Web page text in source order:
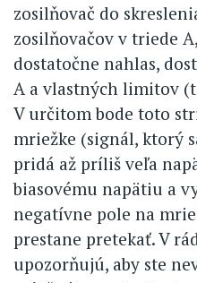
zosilňovač do
zosilňovačov v triede
dostatočne nahlas,
A a vlastných limitov
V určitom bode toto
mriežke (signál, ktorý
pridá až príliš veľa
biasovému napätiu a
negatívne pole na
prestane pretekať. V
upozorňujú, aby ste